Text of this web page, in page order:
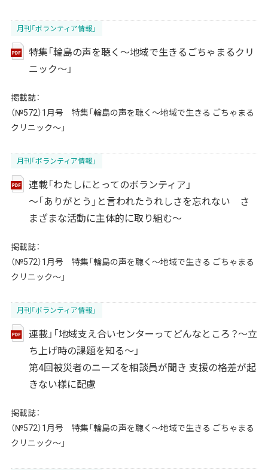
月刊「ボランティア情報」
特集「輪島の声を聴く～地域で生きるごちゃまるクリ
ニック～」
掲載誌：
（№572）1月号 特集「輪島の声を聴く～地域で生きる ごちゃまる
クリニック～」
月刊「ボランティア情報」
連載「わたしにとってのボランティア」
～「ありがとう」と言われたうれしさを忘れない さ
まざまな活動に主体的に取り組む～
掲載誌：
（№572）1月号 特集「輪島の声を聴く～地域で生きる ごちゃまる
クリニック～」
月刊「ボランティア情報」
連載」「地域支え合いセンターってどんなところ？～立
ち上げ時の課題を知る～」
第4回被災者のニーズを相談員が聞き 支援の格差が起
きない様に配慮
掲載誌：
（№572）1月号 特集「輪島の声を聴く～地域で生きる ごちゃまる
クリニック～」